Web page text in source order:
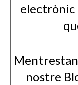
electrònic
nostre